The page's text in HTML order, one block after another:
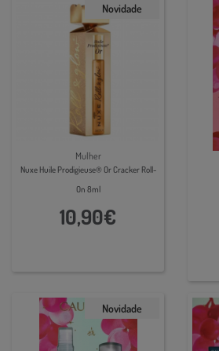
Novidade
Mulher
Nuxe Huile Prodigieuse® Or Cracker Roll-
On 8ml
10,90€
Novidade